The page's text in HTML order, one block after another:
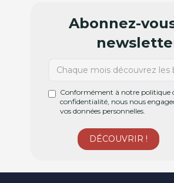
Abonnez-
Conformément à notre politique
confidentialité, nous nous
vos données personnelles.